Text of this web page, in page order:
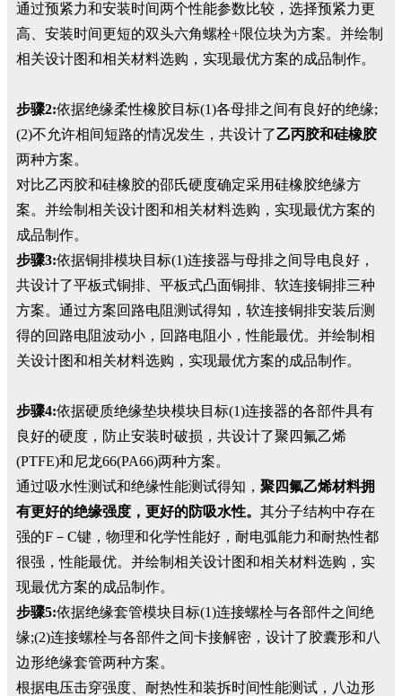
通过预紧力和安装时间两个性能参数比较，选择预紧力更
高、安装时间更短的双头六角螺栓+限位块为方案。并绘制
相关设计图和相关材料选购，实现最优方案的成品制作。
步骤2:依据绝缘柔性橡胶目标(1)各母排之间有良好的绝缘;
(2)不允许相间短路的情况发生，共设计了乙丙胶和硅橡胶
两种方案。
对比乙丙胶和硅橡胶的邵氏硬度确定采用硅橡胶绝缘方
案。并绘制相关设计图和相关材料选购，实现最优方案的
成品制作。
步骤3:依据铜排模块目标(1)连接器与母排之间导电良好，
共设计了平板式铜排、平板式凸面铜排、软连接铜排三种
方案。通过方案回路电阻测试得知，软连接铜排安装后测
得的回路电阻波动小，回路电阻小，性能最优。并绘制相
关设计图和相关材料选购，实现最优方案的成品制作。
步骤4:依据硬质绝缘垫块模块目标(1)连接器的各部件具有
良好的硬度，防止安装时破损，共设计了聚四氟乙烯
(PTFE)和尼龙66(PA66)两种方案。
通过吸水性测试和绝缘性能测试得知， 聚四氟乙烯材料拥
有更好的绝缘强度，更好的防吸水性。 其分子结构中存在
强的F－C键，物理和化学性能好，耐电弧能力和耐热性都
很强，性能最优。并绘制相关设计图和相关材料选购，实
现最优方案的成品制作。
步骤5:依据绝缘套管模块目标(1)连接螺栓与各部件之间绝
缘;(2)连接螺栓与各部件之间卡接解密，设计了胶囊形和八
边形绝缘套管两种方案。
根据电压击穿强度、耐热性和装拆时间性能测试，八边形